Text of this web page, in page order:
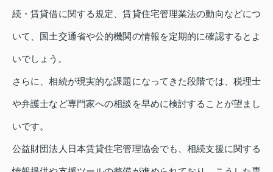
続・賃貸借に関する規定、賃貸住宅管理業法の動向などにつ
いて、国土交通省や公的機関の情報を定期的に確認するとよ
いでしょう。
さらに、相続が現実的な課題になってきた段階では、税理士
や弁護士など専門家への相談を早めに検討することが望まし
いです。
公益財団法人日本賃貸住宅管理協会でも、相続支援に関する